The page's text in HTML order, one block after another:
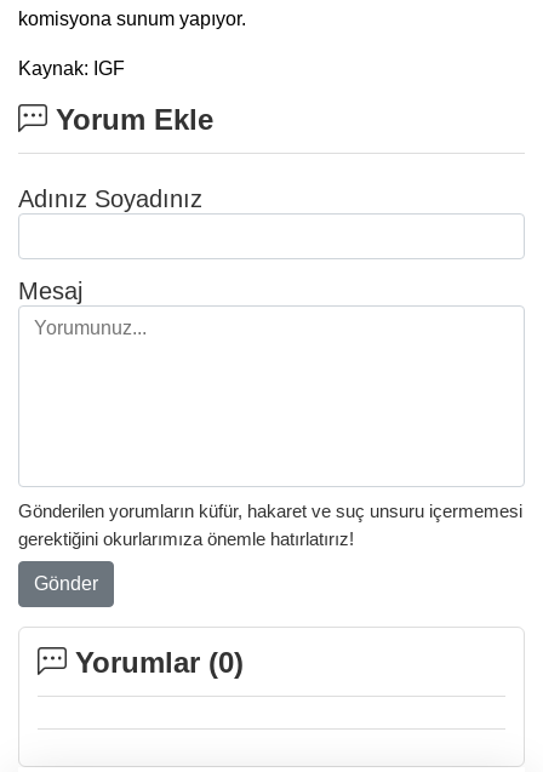
komisyona sunum yapıyor.
Kaynak: IGF
Yorum Ekle
Adınız Soyadınız
Mesaj
Gönderilen yorumların küfür, hakaret ve suç unsuru içermemesi
gerektiğini okurlarımıza önemle hatırlatırız!
Gönder
Yorumlar (0)